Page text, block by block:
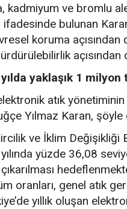
kadmiyum ve bromlu
ifadesinde bulunan
koruma
açısından
yaklaşık 1
atık
Yılmaz Karan,
ve İklim Değişikliği
yüzde 36,08
oranları, genel atık
yıllık oluşan